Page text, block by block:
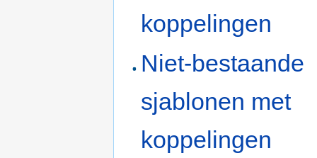
koppelingen
Niet-bestaande
sjablonen met
koppelingen